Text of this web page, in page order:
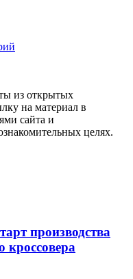
из открытых
на материал в
сайта и
целях.
производства
кроссовера